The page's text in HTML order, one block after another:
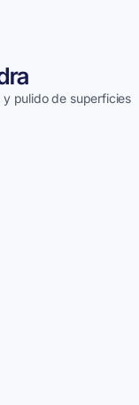
pulido de superficies